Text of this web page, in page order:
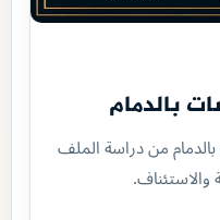
بالدمام
من دراسة الملف
والاستئناف.